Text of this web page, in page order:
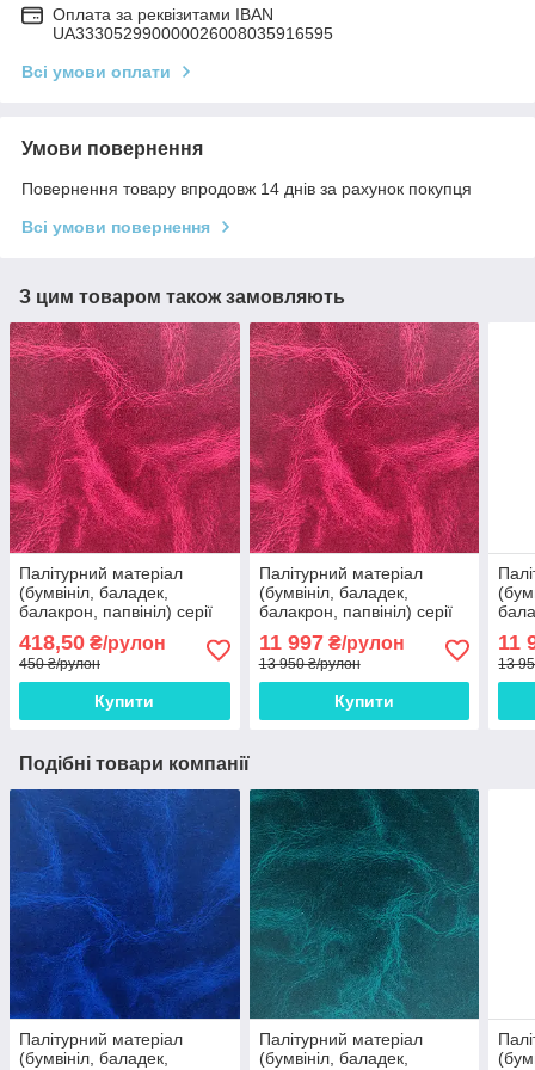
Оплата за реквізитами IBAN
UA333052990000026008035916595
Всі умови оплати
Умови повернення
Повернення товару впродовж 14 днів за рахунок покупця
Всі умови повернення
З цим товаром також замовляють
Палітурний матеріал
(бумвініл, баладек,
балакрон, папвініл) серії
15 - 516 Європа 3 м рулон
418,50 ₴/рулон
450 ₴/рулон
Купити
Палітурний матеріал
(бумвініл, баладек,
балакрон, папвініл) серії
15 - 516 Європа від
рулону
11 997₴/рулон
13 950 ₴/рулон
Купити
616
11
13
Подібні товари компанії
Палітурний матеріал
(бумвініл, баладек,
Палітурний матеріал
(бумвініл, баладек,